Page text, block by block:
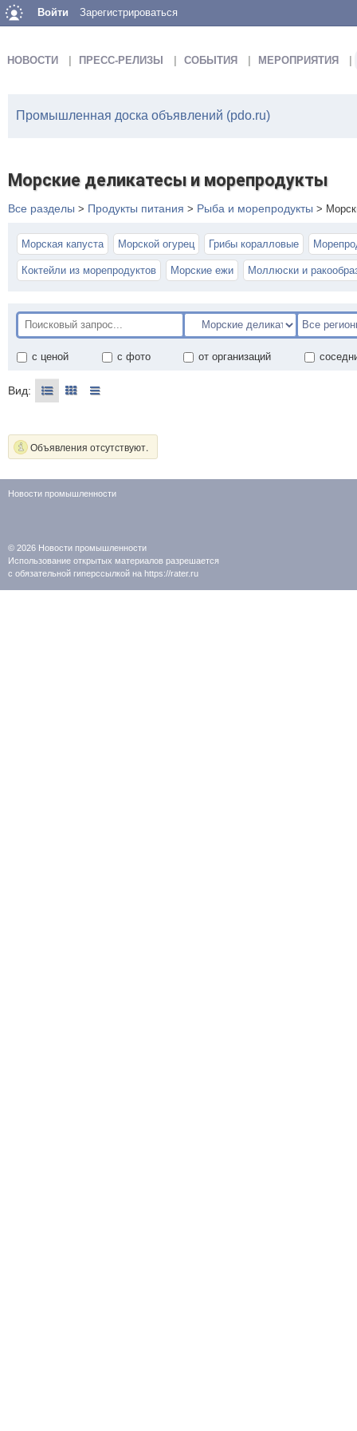
Войти Зарегистрироваться
НОВОСТИ ПРЕСС-РЕЛИЗЫ СОБЫТИЯ МЕРОПРИЯТИЯ
Промышленная доска объявлений (pdo.ru)
Морские деликатесы и морепродукты
Все разделы > Продукты питания > Рыба и морепродукты >
Морская капуста Морской огурец Грибы коралловые
Коктейли из морепродуктов Морские ежи Моллюски и
с ценой с фото от организаций
Вид:
Объявления отсутствуют.
Новости промышленности
© 2026 Новости промышленности
Использование открытых материалов разрешается
с обязательной гиперссылкой на https://rater.ru